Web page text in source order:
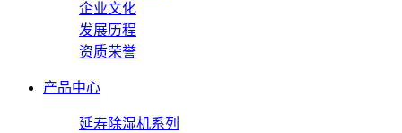
企业文化
发展历程
资质荣誉
产品中心
延寿除湿机系列